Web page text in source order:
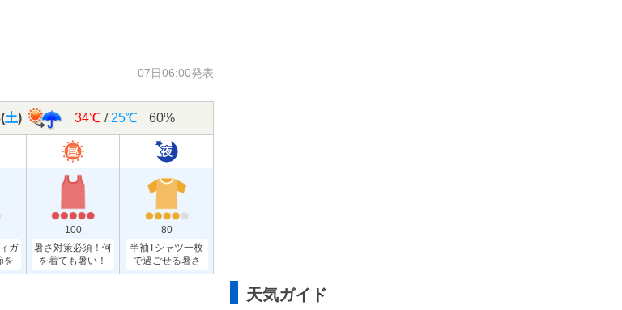
07日06:00発表
(土) 34℃ / 25℃ 60%
ガ
を
100
暑さ対策必須！何
を着ても暑い！
80
半袖Tシャツ一枚
で過ごせる暑さ
天気ガイド